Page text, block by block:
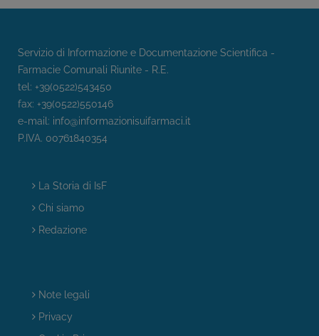
Servizio di Informazione e Documentazione Scientifica -
Farmacie Comunali Riunite - R.E.
tel: +39(0522)543450
fax: +39(0522)550146
e-mail: info@informazionisuifarmaci.it
P.IVA. 00761840354
La Storia di IsF
Chi siamo
Redazione
Note legali
Privacy